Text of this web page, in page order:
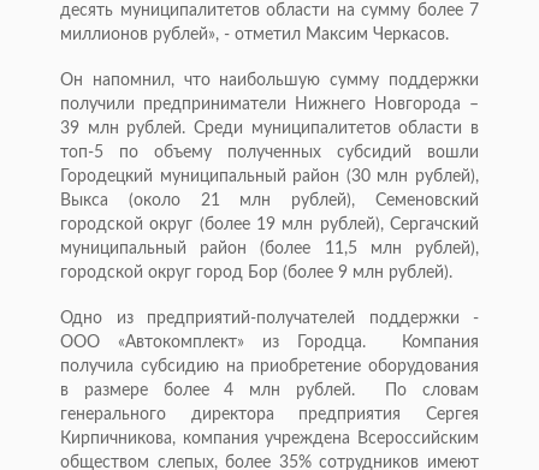
десять муниципалитетов области на сумму более 7
миллионов рублей», - отметил Максим Черкасов.
Он напомнил, что наибольшую сумму поддержки
получили предприниматели Нижнего Новгорода –
39 млн рублей. Среди муниципалитетов области в
топ-5 по объему полученных субсидий вошли
Городецкий муниципальный район (30 млн рублей),
Выкса (около 21 млн рублей), Семеновский
городской округ (более 19 млн рублей), Сергачский
муниципальный район (более 11,5 млн рублей),
городской округ город Бор (более 9 млн рублей).
Одно из предприятий-получателей поддержки -
ООО «Автокомплект» из Городца. Компания
получила субсидию на приобретение оборудования
в размере более 4 млн рублей. По словам
генерального директора предприятия Сергея
Кирпичникова, компания учреждена Всероссийским
обществом слепых, более 35% сотрудников имеют